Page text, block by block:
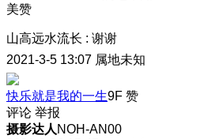
美赞
山高远水流长 : 谢谢
2021-3-5 13:07 属地未知
快乐就是我的一生9F 赞
评论 举报
摄影达人 NOH-AN00